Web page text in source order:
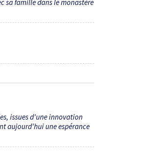
sa famille dans le monastère
issues d'une innovation
aujourd'hui une espérance